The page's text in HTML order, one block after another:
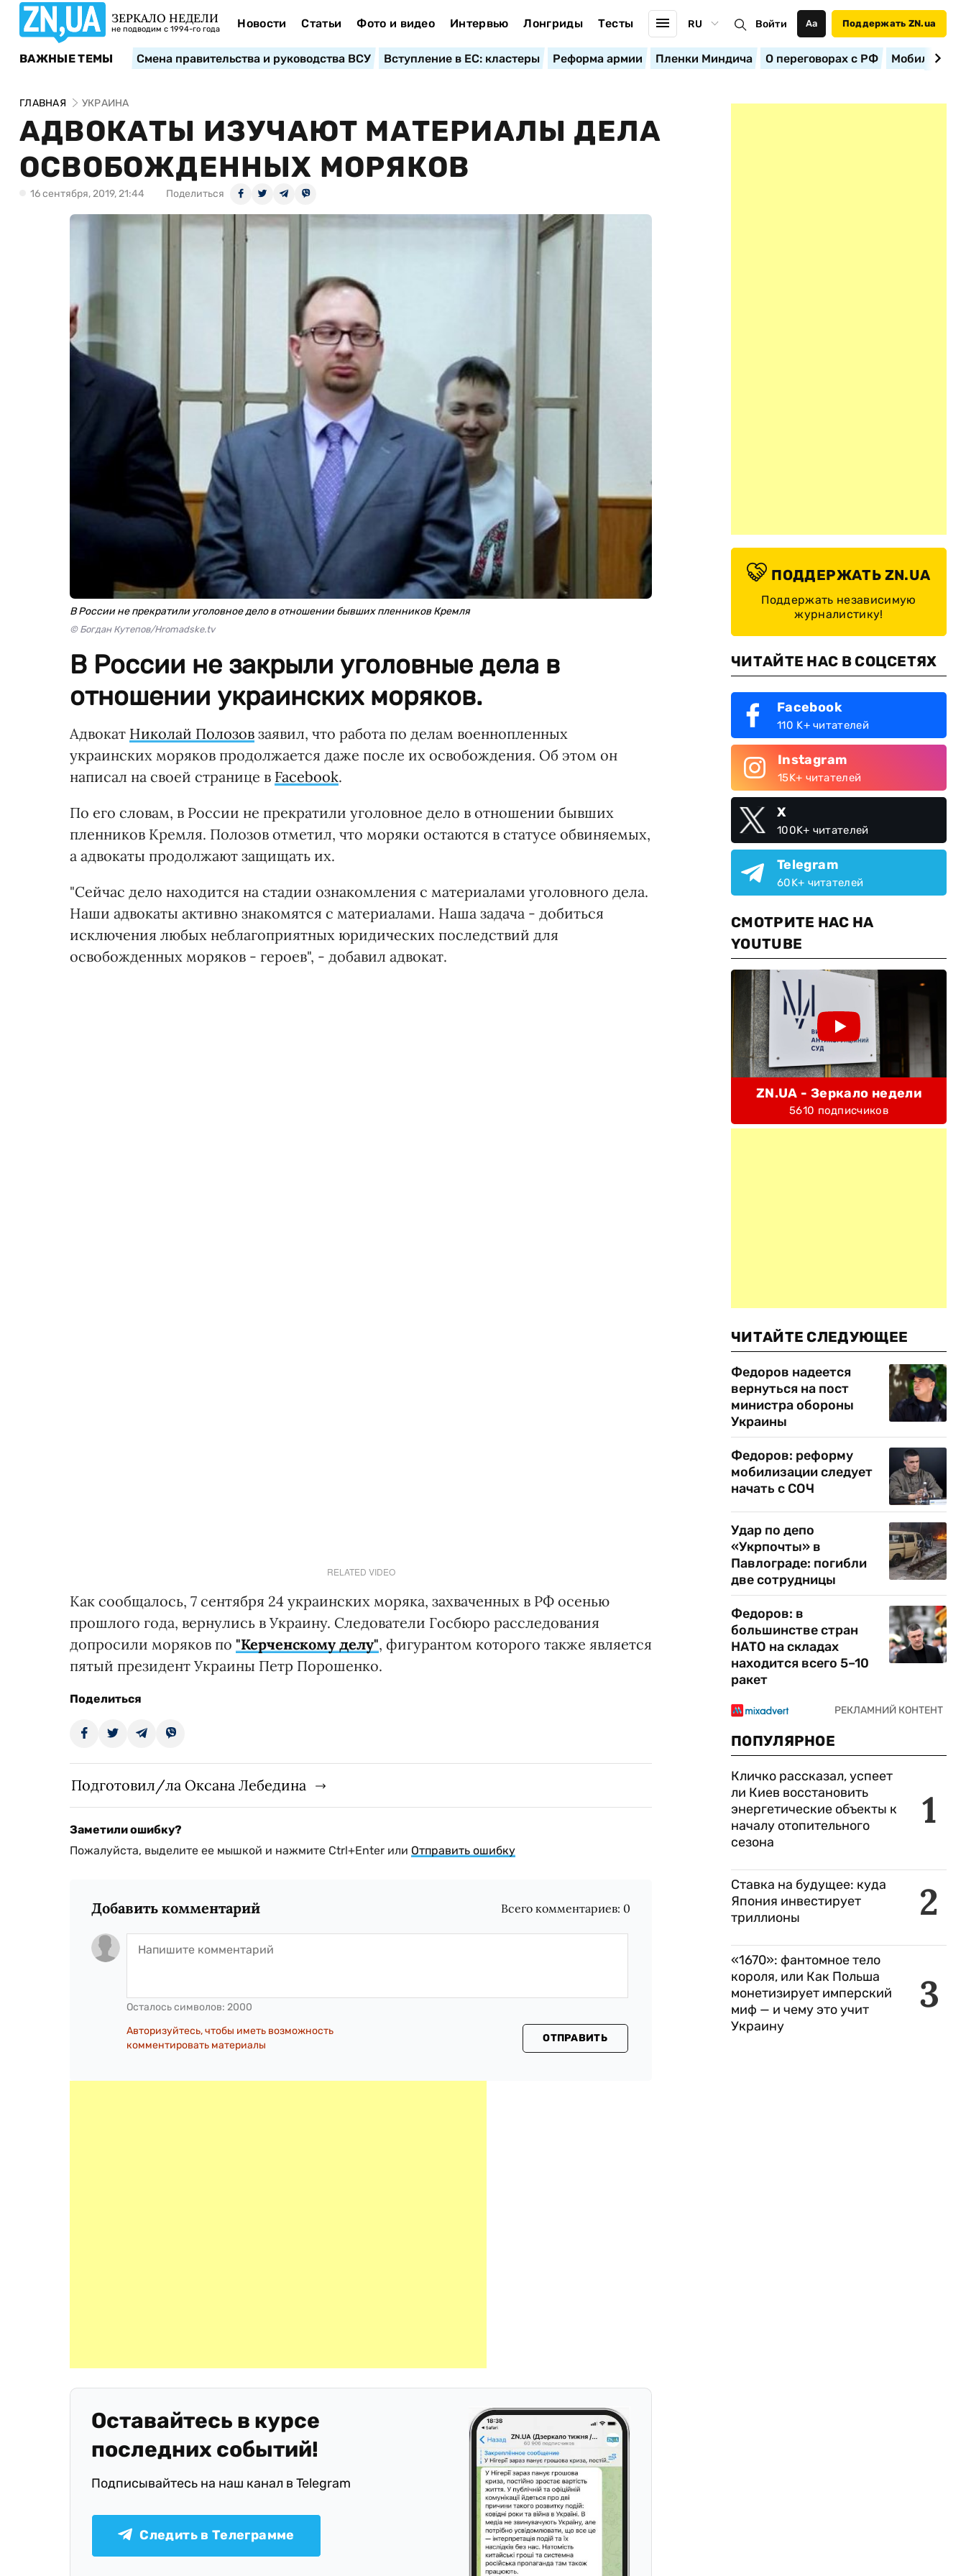
ЗЕРКАЛО НЕДЕЛИ
не подводим с 1994-го года Новости Статьи Фото и видео Интервью Лонгриды Тесты RU Войти Аа Поддержать ZN.ua
ВАЖНЫЕ ТЕМЫ Смена правительства и руководства ВСУ Вступление в ЕС: кластеры Реформа армии Пленки Миндича О переговорах с РФ
ГЛАВНАЯ УКРАИНА
АДВОКАТЫ ИЗУЧАЮТ МАТЕРИАЛЫ ДЕЛА
ОСВОБОЖДЕННЫХ МОРЯКОВ
16 сентября, 2019, 21:44 Поделиться
В России не прекратили уголовное дело в отношении бывших пленников Кремля
© Богдан Кутепов/Hromadske.tv
В России не закрыли уголовные дела в
отношении украинских моряков.
Адвокат Николай Полозов заявил, что работа по делам военнопленных
украинских моряков продолжается даже после их освобождения. Об этом он
написал на своей странице в Facebook.
По его словам, в России не прекратили уголовное дело в отношении бывших
пленников Кремля. Полозов отметил, что моряки остаются в статусе обвиняемых,
а адвокаты продолжают защищать их.
"Сейчас дело находится на стадии ознакомления с материалами уголовного дела.
Наши адвокаты активно знакомятся с материалами. Наша задача - добиться
исключения любых неблагоприятных юридических последствий для
освобожденных моряков - героев", - добавил адвокат.
RELATED VIDEO
Как сообщалось, 7 сентября 24 украинских моряка, захваченных в РФ осенью
прошлого года, вернулись в Украину. Следователи Госбюро расследования
допросили моряков по "Керченскому делу", фигурантом которого также является
пятый президент Украины Петр Порошенко.
Поделиться
Подготовил/ла Оксана Лебедина
Заметили ошибку?
Пожалуйста, выделите ее мышкой и нажмите Ctrl+Enter или Отправить ошибку
Добавить комментарий Всего комментариев: 0
Осталось символов: 2000
Авторизуйтесь, чтобы иметь возможность
комментировать материалы
ОТПРАВИТЬ
Оставайтесь в курсе
последних событий!
Подписывайтесь на наш канал в Telegram
Следить в Телеграмме
ПОДДЕРЖАТЬ ZN.UA
Поддержать независимую
журналистику!
ЧИТАЙТЕ НАС В СОЦСЕТЯХ
Facebook
110 K+ читателей
Instagram
15K+ читателей
X
100K+ читателей
Telegram
60K+ читателей
СМОТРИТЕ НАС НА
YOUTUBE
ZN.UA - Зеркало недели
5610 подписчиков
ЧИТАЙТЕ СЛЕДУЮЩЕЕ
Федоров надеется
вернуться на пост
министра обороны
Украины
Федоров: реформу
мобилизации следует
начать с СОЧ
Удар по депо
«Укрпочты» в
Павлограде: погибли
две сотрудницы
Федоров: в
большинстве стран
НАТО на складах
находится всего 5–10
ракет
ПОПУЛЯРНОЕ
1
Кличко рассказал, успеет
ли Киев восстановить
энергетические объекты к
началу отопительного
сезона
2
Ставка на будущее: куда
Япония инвестирует
триллионы
3
«1670»: фантомное тело
короля, или Как Польша
монетизирует имперский
миф — и чему это учит
Украину